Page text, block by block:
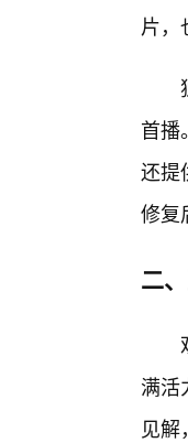
片，
首播
还提
修复
二
满活
见